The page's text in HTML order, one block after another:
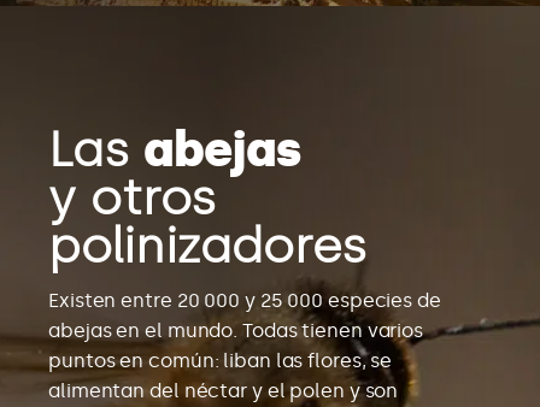
Las abejas
y otros
polinizadores
Existen entre 20 000 y 25 000 especies de
abejas en el mundo. Todas tienen varios
puntos en común: liban las flores, se
alimentan del néctar y el polen y son